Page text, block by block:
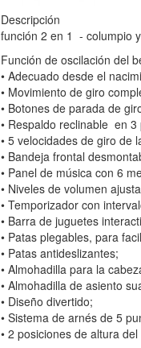
Descripción
función 2 en 1 - columpio
Función de oscilación del
• Adecuado desde el
• Movimiento de giro
• Botones de parada de
• Respaldo reclinable en 3
• 5 velocidades de giro de
• Bandeja frontal
• Panel de música con 6
• Niveles de volumen
• Temporizador con
• Barra de juguetes
• Patas plegables, para
• Patas antideslizantes;
• Almohadilla para la
• Almohadilla de asiento
• Diseño divertido;
• Sistema de arnés de 5
• 2 posiciones de altura